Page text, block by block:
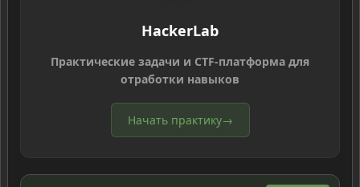
HackerLab
Практические задачи и CTF-платформа для
отработки навыков
Начать практику→